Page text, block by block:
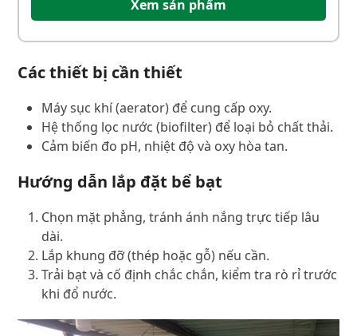
Xem sản phẩm
Các thiết bị cần thiết
Máy sục khí (aerator) để cung cấp oxy.
Hệ thống lọc nước (biofilter) để loại bỏ chất thải.
Cảm biến đo pH, nhiệt độ và oxy hòa tan.
Hướng dẫn lắp đặt bể bạt
Chọn mặt phẳng, tránh ánh nắng trực tiếp lâu
dài.
Lắp khung đỡ (thép hoặc gỗ) nếu cần.
Trải bạt và cố định chắc chắn, kiểm tra rò rỉ trước
khi đổ nước.